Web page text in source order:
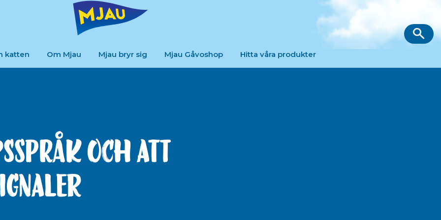
katten Om Mjau Mjau bryr sig Mjau Gåvoshop Hitta våra produkter
och att